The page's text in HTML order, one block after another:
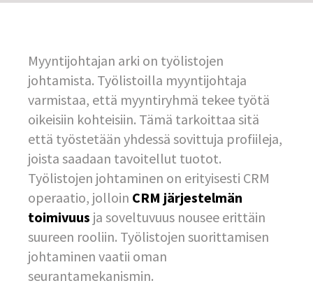
Myyntijohtajan arki on työlistojen
johtamista. Työlistoilla myyntijohtaja
varmistaa, että myyntiryhmä tekee työtä
oikeisiin kohteisiin. Tämä tarkoittaa sitä
että työstetään yhdessä sovittuja profiileja,
joista saadaan tavoitellut tuotot.
Työlistojen johtaminen on erityisesti CRM
operaatio, jolloin CRM järjestelmän
toimivuus ja soveltuvuus nousee erittäin
suureen rooliin. Työlistojen suorittamisen
johtaminen vaatii oman
seurantamekanismin.